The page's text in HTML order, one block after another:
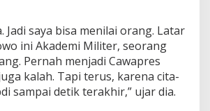
n
N
s
i
o
Jadi saya bisa menilai orang. Latar
ini Akademi Militer, seorang
Pernah menjadi Cawapres
kalah. Tapi terus, karena cita-
sampai detik terakhir,” ujar dia.